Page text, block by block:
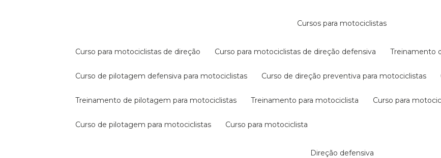
cursos para motociclistas
curso para motociclistas de direção curso para motociclistas de direção defensiva treinamento
curso de pilotagem defensiva para motociclistas curso de direção preventiva para motociclistas
treinamento de pilotagem para motociclistas treinamento para motociclista curso para
curso de pilotagem para motociclistas curso para motociclista
direção defensiva